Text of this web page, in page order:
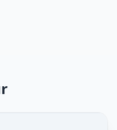
to Egypt Nile cruise